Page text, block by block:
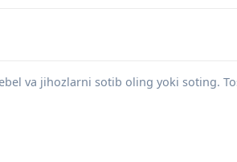
va jihozlarni sotib oling yoki soting.